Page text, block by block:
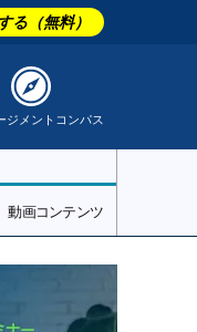
る（無料）
ジメントコンパス
動画コンテンツ
ービスの選び方【必読】